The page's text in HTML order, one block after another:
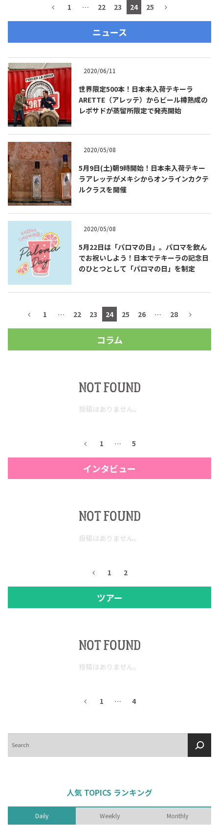
COPYRIGHT © JUAST All rights reserved.
1 … 22 23 24 25
ニュース
2020/06/11
世界限定500本！日本未入荷テキーラ
ARETTE（アレッテ）からビール樽熟成の
レポサドが蒸留所限定で発売開始
2020/05/08
5月9日(土)朝9時開始！日本未入荷テキー
ラアレッテがメキシからオンラインカクテ
ルクラスを開催
2020/05/08
5月22日は「パロマの日」。パロマを飲ん
でお祝いしよう！日本でテキーラの記念日
のひとつとして「パロマの日」を制定
1 … 22 23 24 25 26 … 28
コラム
NOT FOUND
投稿はありません。
1 … 5
インタビュー
NOT FOUND
投稿はありません。
1 2
ツアー
NOT FOUND
投稿はありません。
1 … 4
索
人気 TOPICS ランキング
Daily Weekly Monthly